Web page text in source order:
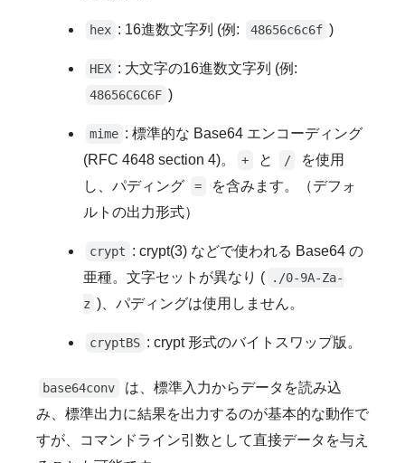
hex : 16進数文字列 (例: 48656c6c6f )
HEX : 大文字の16進数文字列 (例:
48656C6C6F )
mime : 標準的な Base64 エンコーディング
(RFC 4648 section 4)。
+ と /
を使用
し、パディング
=
を含みます。（デフォ
ルトの出力形式）
crypt : crypt(3) などで使われる Base64 の
亜種。文字セットが異なり (
./0-9A-Za-
z )、パディングは使用しません。
cryptBS : crypt 形式のバイトスワップ版。
base64conv
は、標準入力からデータを読み込
み、標準出力に結果を出力するのが基本的な動作で
すが、コマンドライン引数として直接データを与え